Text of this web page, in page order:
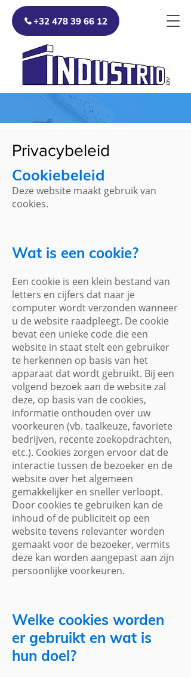
+32 478 39 66 12
Privacybeleid
Cookiebeleid
Deze website maakt gebruik van
cookies.
Wat is een cookie?
Een cookie is een klein bestand van
letters en cijfers dat naar je
computer wordt verzonden wanneer
u de website raadpleegt. De cookie
bevat een unieke code die een
website in staat stelt een gebruiker
te herkennen op basis van het
apparaat dat wordt gebruikt. Bij een
volgend bezoek aan de website zal
deze, op basis van de cookies,
informatie onthouden over uw
voorkeuren (vb. taalkeuze, favoriete
bedrijven, recente zoekopdrachten,
etc.). Cookies zorgen ervoor dat de
interactie tussen de bezoeker en de
website over het algemeen
gemakkelijker en sneller verloopt.
Door cookies te gebruiken kan de
inhoud of de publiciteit op een
website tevens relevanter worden
gemaakt voor de bezoeker, vermits
deze kan worden aangepast aan zijn
persoonlijke voorkeuren.
Welke cookies worden
er gebruikt en wat is
hun doel?